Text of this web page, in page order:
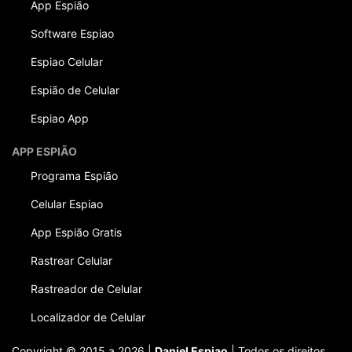
App Espião
Software Espiao
Espiao Celular
Espião de Celular
Espiao App
APP ESPIÃO
Programa Espião
Celular Espiao
App Espião Gratis
Rastrear Celular
Rastreador de Celular
Localizador de Celular